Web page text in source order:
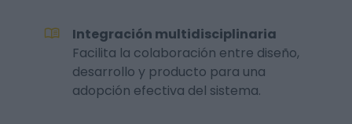
Integración multidisciplinaria
Facilita la colaboración entre diseño,
desarrollo y producto para una
adopción efectiva del sistema.